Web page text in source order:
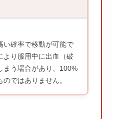
い確率で移動が可能で
より服用中に出血（破
まう場合があり、100%
ではありません。